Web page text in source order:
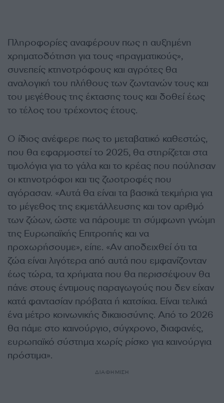
Πληροφορίες αναφέρουν πως η αυξημένη
χρηματοδότηση για τους «πραγματικούς»,
συνεπείς κτηνοτρόφους και αγρότες θα
αναλογική του πλήθους των ζωντανών τους και
του μεγέθους της έκτασης τους και δοθεί έως
το τέλος του τρέχοντος έτους.
Ο ίδιος ανέφερε πως το μεταβατικό καθεστώς,
που θα εφαρμοστεί το 2025, θα στηρίζεται στα
τιμολόγια για το γάλα και το κρέας που πούλησαν
οι κτηνοτρόφοι και τις ζωοτροφές που
αγόρασαν. «Αυτά θα είναι τα βασικά τεκμήρια για
το μέγεθος της εκμετάλλευσης και τον αριθμό
των ζώων, ώστε να πάρουμε τη σύμφωνη γνώμη
της Ευρωπαϊκής Επιτροπής και να
προχωρήσουμε», είπε. «Αν αποδειχθεί ότι τα
ζώα είναι λιγότερα από αυτά που εμφανίζονταν
έως τώρα, τα χρήματα που θα περισσέψουν θα
πάνε στους έντιμους παραγωγούς που δεν είχαν
κατά φαντασίαν πρόβατα ή κατσίκια. Είναι τελικά
ένα μέτρο κοινωνικής δικαιοσύνης. Από το 2026
θα πάμε στο καινούργιο, σύγχρονο, διαφανές,
ευρωπαϊκό σύστημα χωρίς ρίσκο για καινούργια
πρόστιμα».
ΔΙΑΦΗΜΙΣΗ